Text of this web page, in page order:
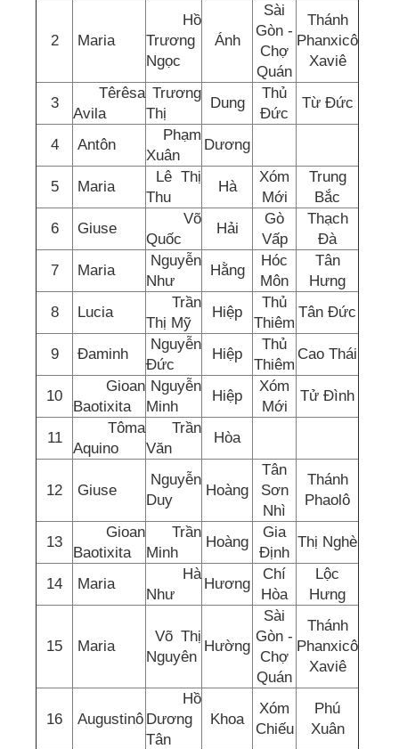
2 Maria
Hồ
Trương
Ngọc
Ánh
Sài
Gòn -
Chợ
Quán
Thánh
Phanxicô
Xaviê
3
Têrêsa
Avila
Trương
Thị
Dung
Thủ
Đức
Từ Đức
4 Antôn
Phạm
Xuân
Dương
5 Maria
Lê Thị
Thu
Hà
Xóm
Mới
Trung
Bắc
6
Giuse
Võ
Quốc
Hải
Gò
Vấp
Thạch
Đà
7
Maria
Nguyễn
Như
Hằng
Hóc
Môn
Tân
Hưng
8
Lucia
Trần
Thị Mỹ
Hiệp
Thủ
Thiêm
Tân Đức
9 Đaminh
Nguyễn
Đức
Hiệp
Thủ
Thiêm
Cao Thái
10
Gioan
Baotixita
Nguyễn
Minh
Hiệp
Xóm
Mới
Tử Đình
11
Tôma
Aquino
Trần
Văn
Hòa
12 Giuse
Nguyễn
Duy
Hoàng
Tân
Sơn
Nhì
Thánh
Phaolô
13
Gioan
Baotixita
Trần
Minh
Hoàng
Gia
Định
Thị Nghè
14 Maria
Hà
Như
Hương
Chí
Hòa
Lộc
Hưng
15 Maria
Võ Thị
Nguyên
Hường
Sài
Gòn -
Chợ
Quán
Thánh
Phanxicô
Xaviê
16 Augustinô
Hồ
Dương
Tân
Khoa
Xóm
Chiếu
Phú
Xuân